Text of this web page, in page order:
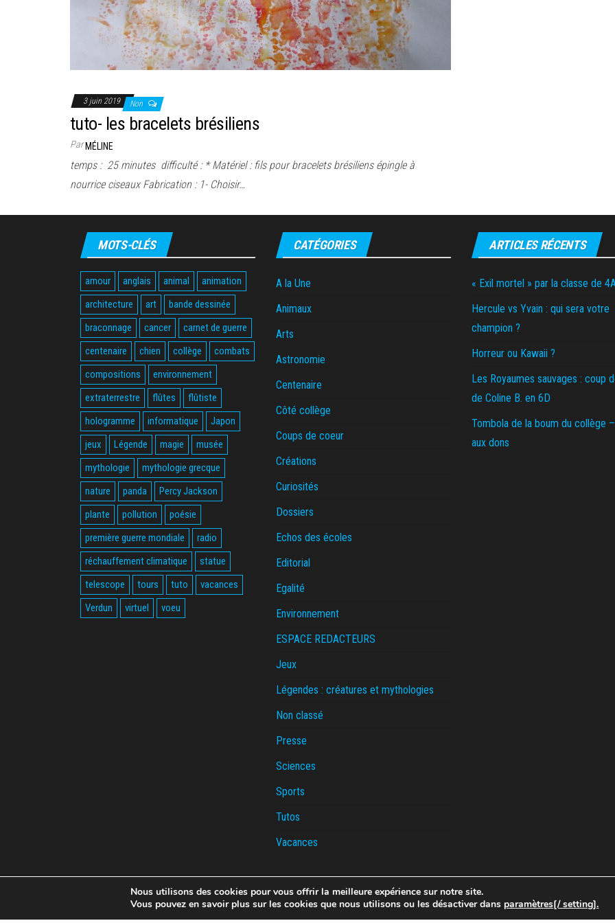
3 juin 2019 Non
tuto- les bracelets brésiliens
ParMÉLINE
temps : 25 minutes difficulté : * Matériel : fils pour bracelets brésiliens épingle à
nourrice ciseaux Fabrication : 1- Choisir…
MOTS-CLÉS
amour anglais animal
animation
architecture
art
bande dessinée
braconnage
cancer
carnet de guerre
centenaire
chien collège
combats
compositions
environnement
extraterrestre
flûtes
flûtiste
hologramme
informatique
Japon
jeux
Légende magie
musée
mythologie
mythologie grecque
nature
panda
Percy Jackson
plante
pollution
poésie
première guerre mondiale
radio
réchauffement climatique
statue
telescope
tours tuto
vacances
Verdun
virtuel voeu
CATÉGORIES
A la Une
Animaux
Arts
Astronomie
Centenaire
Côté collège
Coups de coeur
Créations
Curiosités
Dossiers
Echos des écoles
Editorial
Egalité
Environnement
ESPACE REDACTEURS
Jeux
Légendes : créatures et mythologies
Non classé
Presse
Sciences
Sports
Tutos
Vacances
ARTICLES RÉCENTS
« Exil mortel » par la classe de
Hercule vs Yvain : qui sera votre
champion ?
Horreur ou Kawaii ?
Les Royaumes sauvages : coup
de Coline B. en 6D
Tombola de la boum du collège
aux dons
Fièrement propulsé parWordPress |Thème :Envo Magazine
Nous utilisons des cookies pour vous offrir la meilleure expérience sur notre site.
Vous pouvez en savoir plus sur les cookies que nous utilisons ou les désactiver dans paramètres[/ setting].